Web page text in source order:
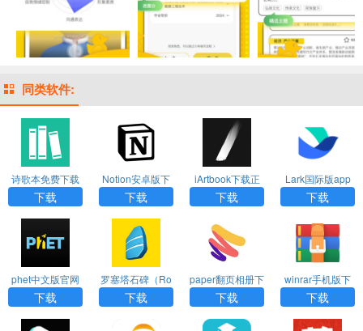
同类软件:
诗歌本免费下载
安装安卓手机版
下载
Notion安卓版下
载
下载
iArtbook下载正
版免费2024
下载
Lark国际版app
下载
下载
phet中文版官网
版下载
下载
罗塞塔石碑（Ro
setta Stone）ap
p免费版
下载
paper翻页相册下
载官方原版
下载
winrar手机版下
载
下载